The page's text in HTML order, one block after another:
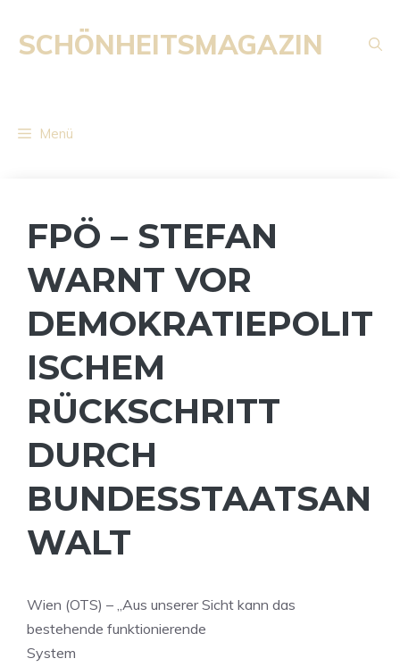
Inhalt
springen
SCHÖNHEITSMAGAZIN
Menü
FPÖ – STEFAN
WARNT VOR
DEMOKRATIEPOLIT
ISCHEM
RÜCKSCHRITT
DURCH
BUNDESSTAATSAN
WALT
Wien (OTS) – „Aus unserer Sicht kann das
bestehende funktionierende
System